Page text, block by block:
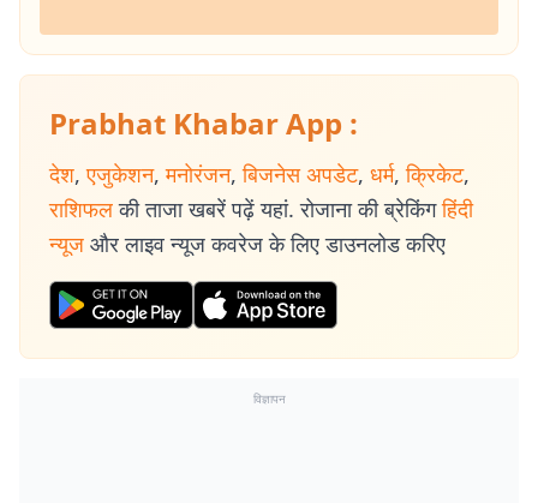
Prabhat Khabar App :
देश, एजुकेशन, मनोरंजन, बिजनेस अपडेट, धर्म, क्रिकेट,
राशिफल की ताजा खबरें पढ़ें यहां. रोजाना की ब्रेकिंग हिंदी
न्यूज और लाइव न्यूज कवरेज के लिए डाउनलोड करिए
विज्ञापन